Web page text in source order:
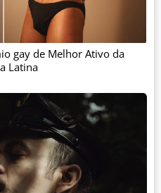
gay de Melhor Ativo da
Latina